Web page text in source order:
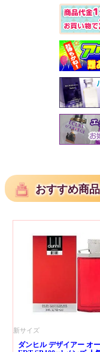
おすすめ商品
新サイズ
ダンヒル デザイアー オ